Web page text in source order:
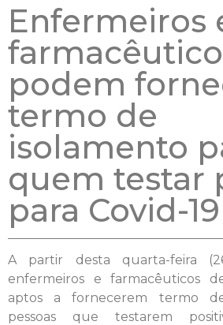
Enfermeiros
podem
termo de
isolamento
quem testar
para Covid-19
A partir desta quarta-feira
enfermeiros e farmacêuticos
aptos a fornecerem termo
pessoas que testarem